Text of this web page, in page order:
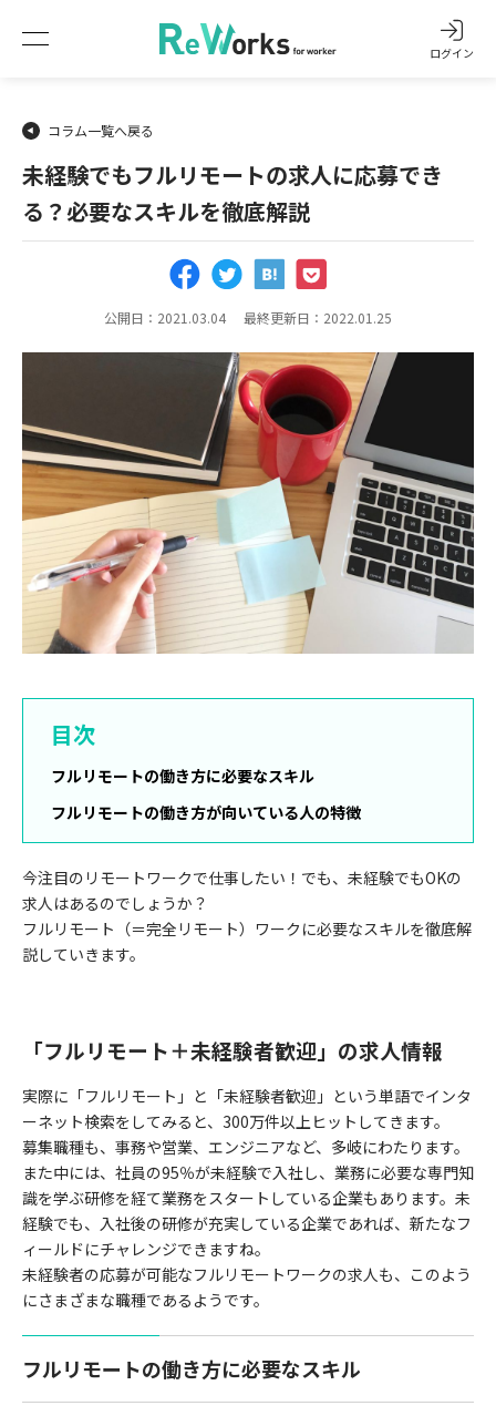
ログイン
コラム一覧へ戻る
未経験でもフルリモートの求人に応募でき
る？必要なスキルを徹底解説
公開日：2021.03.04 最終更新日：2022.01.25
目次
フルリモートの働き方に必要なスキル
フルリモートの働き方が向いている人の特徴
今注目のリモートワークで仕事したい！でも、未経験でもOKの
求人はあるのでしょうか？
フルリモート（＝完全リモート）ワークに必要なスキルを徹底解
説していきます。
「フルリモート＋未経験者歓迎」の求人情報
実際に「フルリモート」と「未経験者歓迎」という単語でインタ
ーネット検索をしてみると、300万件以上ヒットしてきます。
募集職種も、事務や営業、エンジニアなど、多岐にわたります。
また中には、社員の95％が未経験で入社し、業務に必要な専門知
識を学ぶ研修を経て業務をスタートしている企業もあります。未
経験でも、入社後の研修が充実している企業であれば、新たなフ
ィールドにチャレンジできますね。
未経験者の応募が可能なフルリモートワークの求人も、このよう
にさまざまな職種であるようです。
フルリモートの働き方に必要なスキル